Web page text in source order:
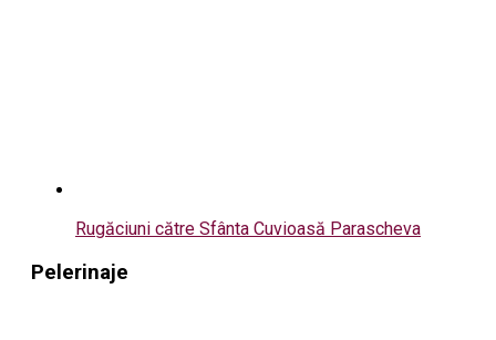
Rugăciuni către Sfânta Cuvioasă Parascheva
Pelerinaje